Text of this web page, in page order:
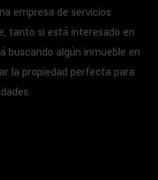
empresa de servicios
tanto si está interesado en
buscando algún inmueble en
la propiedad perfecta para